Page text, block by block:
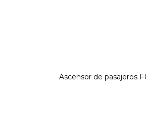
Ascensor de pasajeros